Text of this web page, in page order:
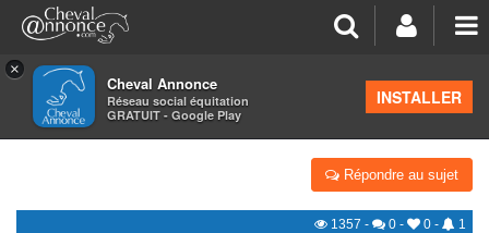
×
Cheval Annonce
Réseau social équitation
GRATUIT - Google Play
INSTALLER
>Petites annonces>Équipements du cavalier
BOTTES DENIRO
Répondre au sujet
1357 - 0 - 0 -
1